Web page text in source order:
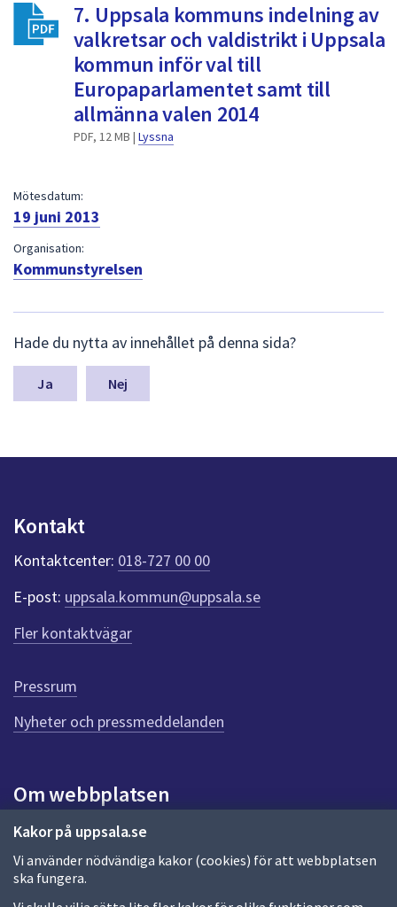
för
att
välja
något
av
dem.
Kakor på uppsala.se
Vi använder nödvändiga kakor (cookies) för att webbplatsen
ska fungera.
7. Uppsala kommuns indelning av
valkretsar och valdistrikt i Uppsala
kommun inför val till
Europaparlamentet samt till
allmänna valen 2014
PDF, 12 MB | Lyssna
Mötesdatum:
19 juni 2013
Organisation:
Kommunstyrelsen
ä
m
a
n
k
t
e
r
f
ö
r
e
n
n
a
d
a
Hade du nytta av innehållet på denna sida?
Nej
Kontakt
Kontaktcenter: 018-727 00 00
E-post: uppsala.kommun@uppsala.se
Fler kontaktvägar
Pressrum
Nyheter och pressmeddelanden
Om webbplatsen
Om webbplatsen
Allmänna handlingar och diarium
Behandling av personuppgifter